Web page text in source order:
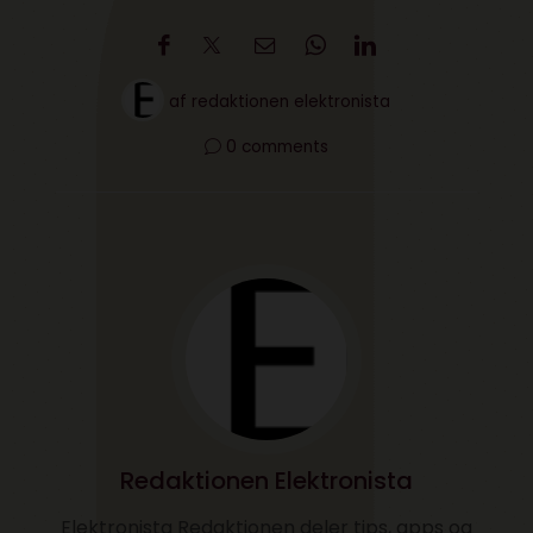
af redaktionen elektronista
0 comments
Redaktionen Elektronista